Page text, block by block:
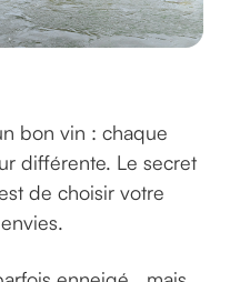
bon vin : chaque
différente. Le secret
de choisir votre